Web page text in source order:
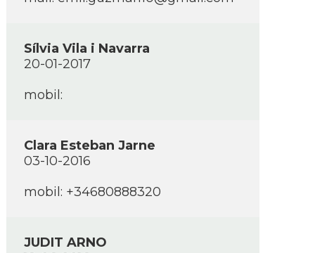
Sí­lvia Vila i Navarra
20-01-2017
mobil:
Clara Esteban Jarne
03-10-2016
mobil: +34680888320
JUDIT ARNO